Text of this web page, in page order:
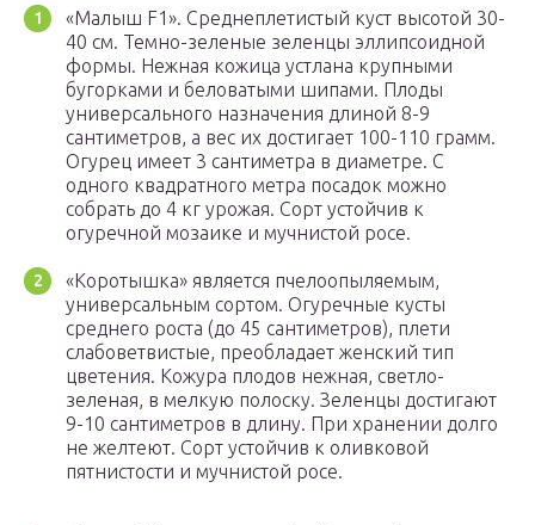
«Малыш F1». Среднеплетистый куст высотой 30-
40 см. Темно-зеленые зеленцы эллипсоидной
формы. Нежная кожица устлана крупными
бугорками и беловатыми шипами. Плоды
универсального назначения длиной 8-9
сантиметров, а вес их достигает 100-110 грамм.
Огурец имеет 3 сантиметра в диаметре. С
одного квадратного метра посадок можно
собрать до 4 кг урожая. Сорт устойчив к
огуречной мозаике и мучнистой росе.
«Коротышка» является пчелоопыляемым,
универсальным сортом. Огуречные кусты
среднего роста (до 45 сантиметров), плети
слабоветвистые, преобладает женский тип
цветения. Кожура плодов нежная, светло-
зеленая, в мелкую полоску. Зеленцы достигают
9-10 сантиметров в длину. При хранении долго
не желтеют. Сорт устойчив к оливковой
пятнистости и мучнистой росе.